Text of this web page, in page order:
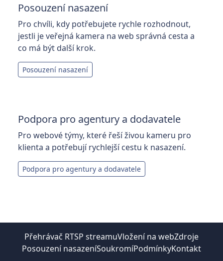
Posouzení nasazení
Pro chvíli, kdy potřebujete rychle rozhodnout,
jestli je veřejná kamera na web správná cesta a
co má být další krok.
Posouzení nasazení
Podpora pro agentury a dodavatele
Pro webové týmy, které řeší živou kameru pro
klienta a potřebují rychlejší cestu k nasazení.
Podpora pro agentury a dodavatele
Přehrávač RTSP streamuVložení na webZdroje
Posouzení nasazeníSoukromíPodmínkyKontakt